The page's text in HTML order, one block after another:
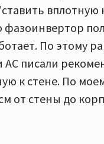
вплотную
фазоинвертор
По этому
АС писали
к стене. По
от стены до